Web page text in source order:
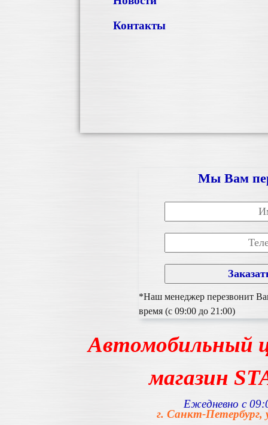
Контакты
Мы Вам
*Наш менеджер перезвонит
время (с 09:00 до 21:00)
Автомобильный
магазин
Ежедневно с
г. Санкт-Петербург,